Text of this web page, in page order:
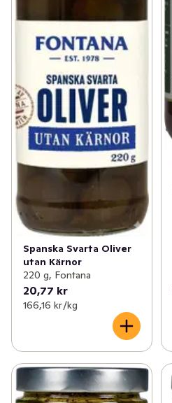
Spanska Svarta Oliver
utan Kärnor
220 g, Fontana
20,77 kr
166,16 kr /kg